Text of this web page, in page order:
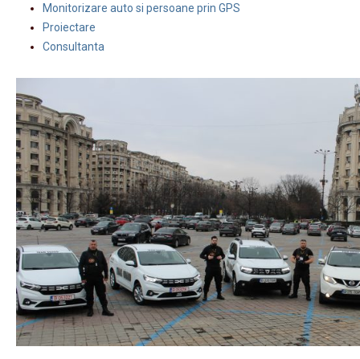
Monitorizare auto si persoane prin GPS
Proiectare
Consultanta